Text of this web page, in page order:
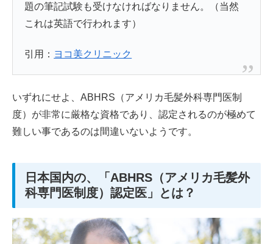
題の筆記試験も受けなければなりません。（当然
これは英語で行われます）
引用： ヨコ美クリニック
いずれにせよ、ABHRS（アメリカ毛髪外科専門医制
度）が非常に厳格な資格であり、認定されるのが極めて
難しい事であるのは間違いないようです。
日本国内の、「ABHRS（アメリカ毛髪外
科専門医制度）認定医」とは？